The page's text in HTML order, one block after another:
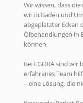
Wir wissen, dass
wir in Baden und
abgeplatzter Ecken
Ölbehandlungen in
können.
Bei EGORA sind
erfahrenes Team
– eine Lösung, die